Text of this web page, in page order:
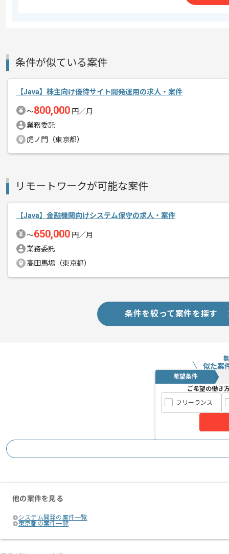
条件が似ている案件
【Java】株主向け優待サイト開発運用の求人・案件
〜800,000 円／月
業務委託
虎ノ門（東京都）
リモートワークが可能な案件
【Java】金融機関向けシステム保守の求人・案件
〜650,000 円／月
業務委託
高田馬場（東京都）
条件を絞って案件を探す
似た案
希望条件
ご希望の働き
フリーランス
他の案件を見る
システム開発の案件一覧
東京都の案件一覧